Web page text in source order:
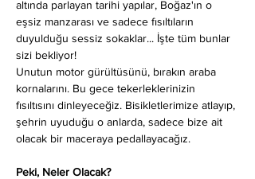
altında parlayan tarihi yapılar, Boğaz'ın o
eşsiz manzarası ve sadece fısıltıların
duyulduğu sessiz sokaklar... İşte tüm bunlar
sizi bekliyor!
Unutun motor gürültüsünü, bırakın araba
kornalarını. Bu gece tekerleklerinizin
fısıltısını dinleyeceğiz. Bisikletlerimize atlayıp,
şehrin uyuduğu o anlarda, sadece bize ait
olacak bir maceraya pedallayacağız.
Peki, Neler Olacak?